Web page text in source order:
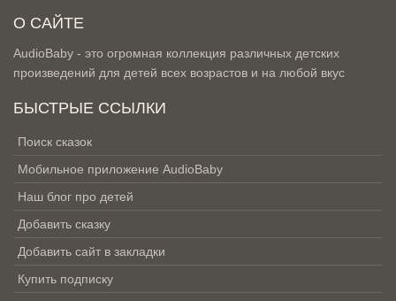
О САЙТЕ
AudioBaby - это огромная коллекция различных детских
произведений для детей всех возрастов и на любой вкус
БЫСТРЫЕ ССЫЛКИ
Поиск сказок
Мобильное приложение AudioBaby
Наш блог про детей
Добавить сказку
Добавить сайт в закладки
Купить подписку